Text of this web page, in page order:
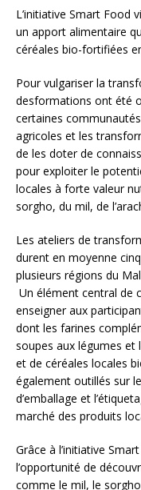
L’initiative Smart Food
un apport alimentaire
céréales bio-fortifiées
Pour vulgariser la
desformations ont été
certaines
agricoles et les
de les doter de
pour exploiter le
locales à forte valeur
sorgho, du mil, de
Les ateliers de
durent en moyenne
plusieurs régions du
Un élément central de
enseigner aux
dont les farines
soupes aux légumes et
et de céréales locales
également outillés sur
d’emballage et
marché des produits
Grâce à l’initiative
l’opportunité de
comme le mil, le